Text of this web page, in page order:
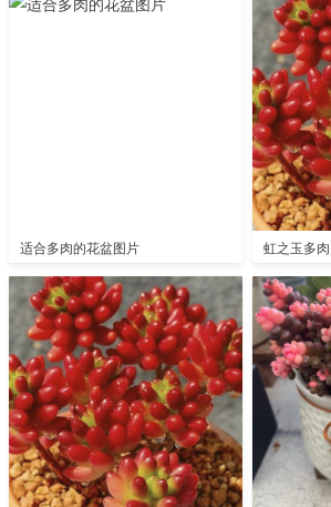
适合多肉的花盆图片 虹之玉多